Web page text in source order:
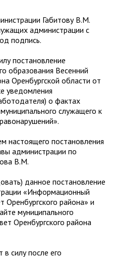
Габитову В.М.
администрации с
подпись.
постановление
образования Весенний
Оренбургской области от
уведомления
о фактах
служащего к
постановления
администрации по
В.М.
данное постановление
«Информационный
Оренбургского района» и
муниципального
Оренбургского района
силу после его